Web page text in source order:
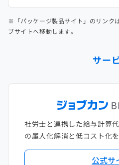
※「パッケージ製品サイト」のリンク
ブサイトへ移動します。
サー
社労士と連携した給与計算
の属人化解消と低コスト化
公式サ